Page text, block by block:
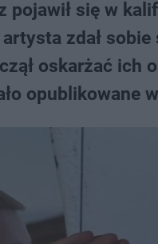
pojawił się w
zdał sobie
oskarżać ich
opublikowane